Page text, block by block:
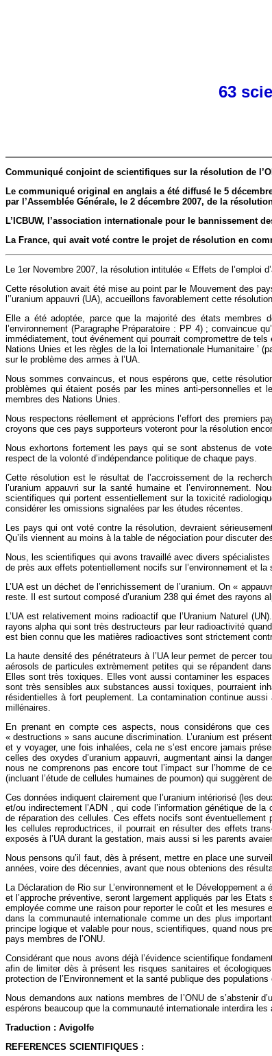
63
Communiqué conjoint de scientifiques sur la résolution de
Le communiqué original en anglais a été diffusé le 5
par l’Assemblée Générale, le 2 décembre 2007, de la
L’ICBUW, l’association internationale pour le bannissement
La France, qui avait voté contre le projet de résolution en
Le 1er Novembre 2007, la résolution intitulée « Effets de l’emploi
Cette résolution avait été mise au point par le Mouvement des
l’’uranium appauvri (UA), accueillons favorablement cette
Elle a été adoptée, parce que la majorité des états membres
l’environnement (Paragraphe Préparatoire : PP 4) ; convaincue
immédiatement, tout événement qui pourrait compromettre de
Nations Unies et les règles de la loi Internationale Humanitaire ’
sur le problème des armes à l’UA.
Nous sommes convaincus, et nous espérons que, cette
problèmes qui étaient posés par les mines anti-personnelles et
membres des Nations Unies.
Nous respectons réellement et apprécions l’effort des premiers
croyons que ces pays supporteurs voteront pour la résolution
Nous exhortons fortement les pays qui se sont abstenus de
respect de la volonté d’indépendance politique de chaque pays.
Cette résolution est le résultat de l’accroissement de la
l’uranium appauvri sur la santé humaine et l’environnement.
scientifiques qui portent essentiellement sur la toxicité
considérer les omissions signalées par les études récentes.
Les pays qui ont voté contre la résolution, devraient
Qu’ils viennent au moins à la table de négociation pour discuter
Nous, les scientifiques qui avons travaillé avec divers
de près aux effets potentiellement nocifs sur l’environnement et
L’UA est un déchet de l’enrichissement de l’uranium. On «
reste. Il est surtout composé d’uranium 238 qui émet des rayons
L’UA est relativement moins radioactif que l’Uranium Naturel
rayons alpha qui sont très destructeurs par leur radioactivité
est bien connu que les matières radioactives sont strictement
La haute densité des pénétrateurs à l’UA leur permet de percer
aérosols de particules extrèmement petites qui se répandent
Elles sont très toxiques. Elles vont aussi contaminer les
sont très sensibles aux substances aussi toxiques, pourraient
résidentielles à fort peuplement. La contamination continue
millénaires.
En prenant en compte ces aspects, nous considérons que
« destructions » sans aucune discrimination. L’uranium est
et y voyager, une fois inhalées, cela ne s’est encore jamais
celles des oxydes d’uranium appauvri, augmentant ainsi la
nous ne comprenons pas encore tout l’impact sur l’homme de
(incluant l’étude de cellules humaines de poumon) qui suggèrent
Ces données indiquent clairement que l’uranium intériorisé (les
et/ou indirectement l’ADN , qui code l’information génétique de
de réparation des cellules. Ces effets nocifs sont
les cellules reproductrices, il pourrait en résulter des effets
exposés à l’UA durant la gestation, mais aussi si les parents
Nous pensons qu’il faut, dès à présent, mettre en place une
années, voire des décennies, avant que nous obtenions des
La Déclaration de Rio sur L’environnement et le Développement
et l’approche préventive, seront largement appliqués par les
employée comme une raison pour reporter le coût et les mesures
dans la communauté internationale comme un des plus
principe logique et valable pour nous, scientifiques, quand nous
pays membres de l’ONU.
Considérant que nous avons déjà l’évidence scientifique
afin de limiter dès à présent les risques sanitaires et
protection de l’Environnement et la santé publique des populations
Nous demandons aux nations membres de l’ONU de s’abstenir
espérons beaucoup que la communauté internationale interdira
Traduction : Avigolfe
REFERENCES SCIENTIFIQUES :